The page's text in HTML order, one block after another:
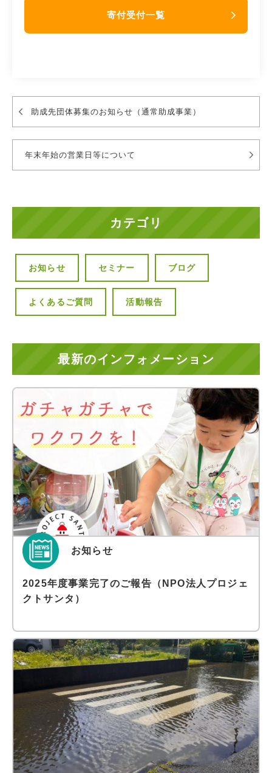
寄付受付一覧
助成先団体募集のお知らせ（通常助成事業）
年末年始の営業日等について
カテゴリ
お知らせ セミナー ブログ
よくあるご質問 活動報告
最新のインフォメーション
お知らせ
2025年度事業完了のご報告（NPO法人プロジェ
クトサンタ）